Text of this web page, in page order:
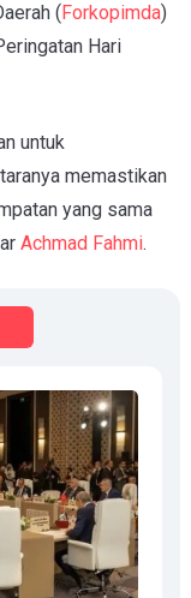
(Forkopimda)
Hari
untuk
memastikan
yang sama
Achmad Fahmi.